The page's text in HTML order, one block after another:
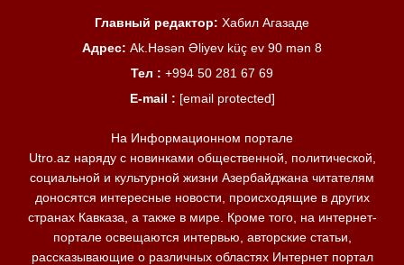
Главный редактор: Хабил Агазаде
Адрес: Ak.Həsən Əliyev küç ev 90 mən 8
Тел : +994 50 281 67 69
E-mail : [email protected]
На Информационном портале
Utro.az наряду с новинками общественной, политической,
социальной и культурной жизни Азербайджана читателям
доносятся интересные новости, происходящие в других
странах Кавказа, а также в мире. Кроме того, на интернет-
портале освещаются интервью, авторские статьи,
рассказывающие о различных областях Интернет портал